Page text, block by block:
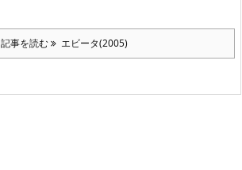
記事を読む エビータ(2005)